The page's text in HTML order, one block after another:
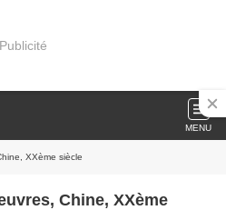
Publicité
MENU
XXème siècle
Chine, XXème